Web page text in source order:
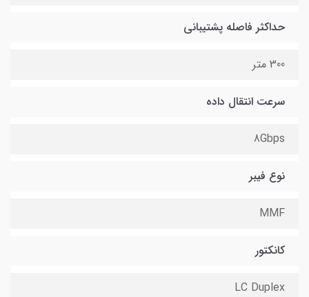
حداکثر فاصله پشتیبانی
300 متر
سرعت انتقال داده
8Gbps
نوع فیبر
MMF
کانکتور
LC Duplex